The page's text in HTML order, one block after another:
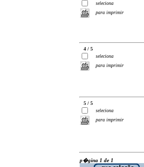
seleciona
para imprimir
4 / 5
seleciona
para imprimir
5 / 5
seleciona
para imprimir
p�gina 1 de 1